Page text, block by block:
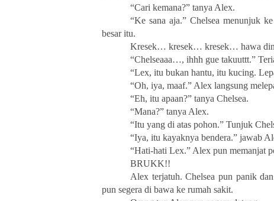
“Cari kemana?” tanya Alex.
“Ke sana aja.” Chelsea menunjuk
besar itu.
Kresek… kresek… kresek… hawa
“Chelseaaa…, ihhh gue takuuttt.”
“Lex, itu bukan hantu, itu kucing.
“Oh, iya, maaf.” Alex langsung
“Eh, itu apaan?” tanya Chelsea.
“Mana?” tanya Alex.
“Itu yang di atas pohon.” Tunjuk
“Iya, itu kayaknya bendera.” jawab
“Hati-hati Lex.” Alex pun memanjat
BRUKK!!
Alex terjatuh. Chelsea pun panik
pun segera di bawa ke rumah sakit.